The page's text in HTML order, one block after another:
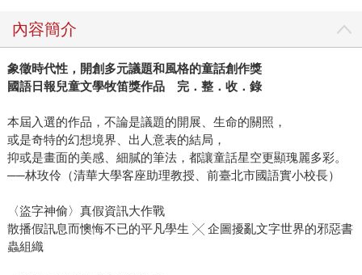
內容簡介
象徵時代性，開創多元議題和風格的童話創作獎
國語日報兒童文學牧笛獎作品 完．整．收．錄
本屆入選的作品，不論是議題的開展、生命的關照，
或是奇特的幻想境界、出人意表的結局，
抑或是畫面的美感、細膩的筆法，都讓童話星空更顯瑰麗多彩。
──林玫伶（清華大學客座助理教授、前臺北市國語實小校長）
〈盜字神偷〉真假資訊大作戰
散播假訊息而懊悔不已的平凡學生 ╳ 企圖擾亂文字世界的邪惡書
蟲組織